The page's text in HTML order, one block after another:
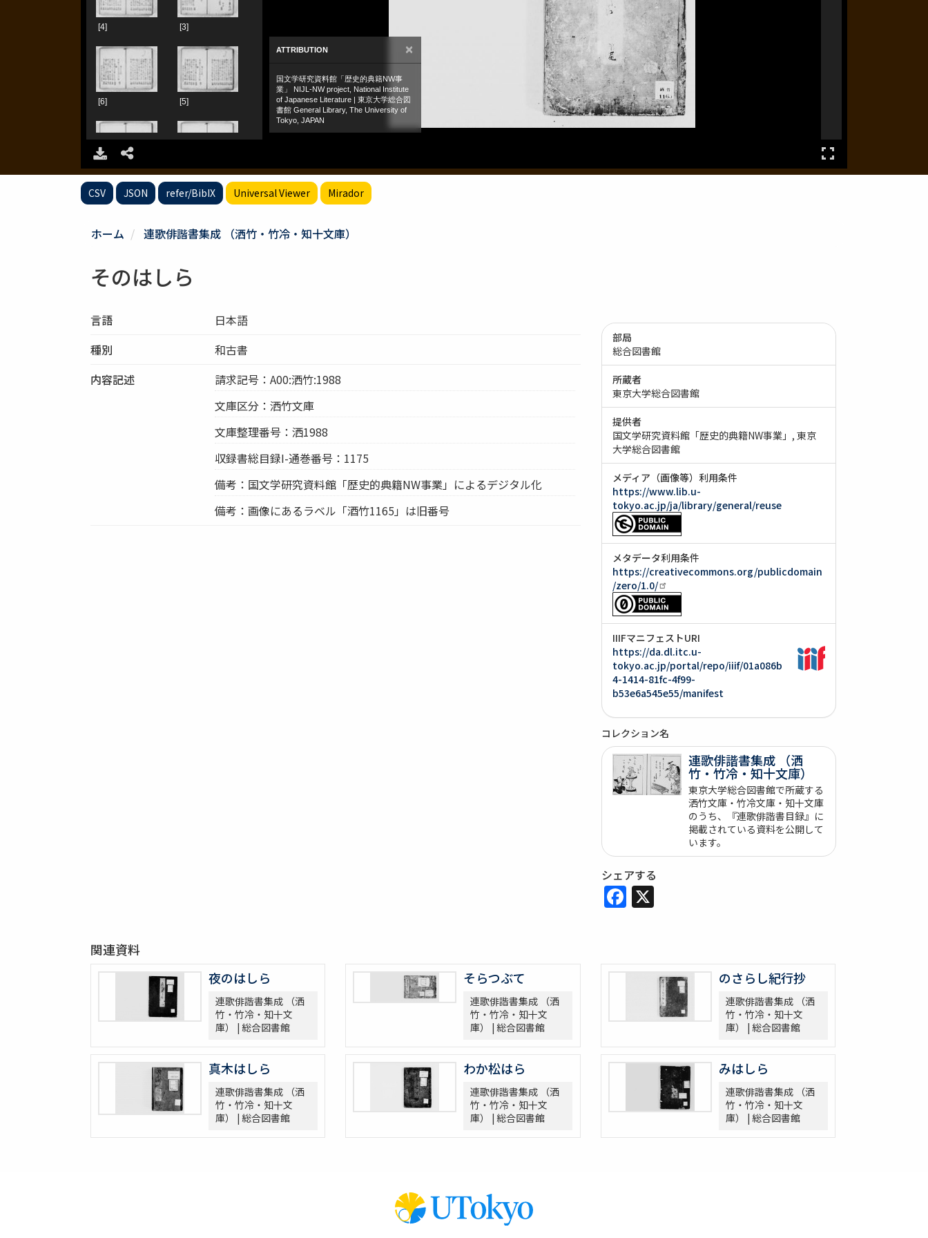
CSV JSON refer/BibIX Universal Viewer Mirador
ホーム 連歌俳諧書集成 （洒竹・竹冷・知十文庫）
そのはしら
言語
日本語
種別
和古書
内容記述
請求記号：A00:洒竹:1988
文庫区分：洒竹文庫
文庫整理番号：洒1988
収録書総目録I-通巻番号：1175
備考：国文学研究資料館「歴史的典籍NW事業」によるデジタル化
備考：画像にあるラベル「酒竹1165」は旧番号
部局
総合図書館
所蔵者
東京大学総合図書館
提供者
国文学研究資料館「歴史的典籍NW事業」
東京
大学総合図書館
メディア（画像等）利用条件
https://www.lib.u-
tokyo.ac.jp/ja/library/general/reuse
メタデータ利用条件
https://creativecommons.org/publicdomain
/zero/1.0/
IIIFマニフェストURI
https://da.dl.itc.u-
tokyo.ac.jp/portal/repo/iiif/01a086b
4-1414-81fc-4f99-
b53e6a545e55/manifest
コレクション名
連歌俳諧書集成 （洒
竹・竹冷・知十文庫）
東京大学総合図書館で所蔵する
洒竹文庫・竹冷文庫・知十文庫
のうち、『連歌俳諧書目録』に
掲載されている資料を公開して
います。
シェアする
Facebook
X
関連資料
夜のはしら
連歌俳諧書集成 （洒
竹・竹冷・知十文
庫） | 総合図書館
そらつぶて
連歌俳諧書集成 （洒
竹・竹冷・知十文
庫） | 総合図書館
のさらし紀行抄
連歌俳諧書集成 （洒
竹・竹冷・知十文
庫） | 総合図書館
真木はしら
連歌俳諧書集成 （洒
竹・竹冷・知十文
庫） | 総合図書館
わか松はら
連歌俳諧書集成 （洒
竹・竹冷・知十文
庫） | 総合図書館
みはしら
連歌俳諧書集成 （洒
竹・竹冷・知十文
庫） | 総合図書館